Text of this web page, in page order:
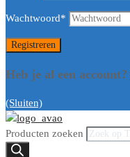
Wachtwoord*
Heb je al een account?
(Sluiten)
Producten zoeken